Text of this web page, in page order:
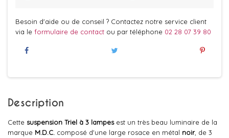
Besoin d'aide ou de conseil ? Contactez notre service client
via le formulaire de contact ou par téléphone 02 28 07 39 80
Description
Cette suspension Triel à 3 lampesest un très beau luminaire de la
marque M.D.C. composé d'une large rosace en métal noir, de 3